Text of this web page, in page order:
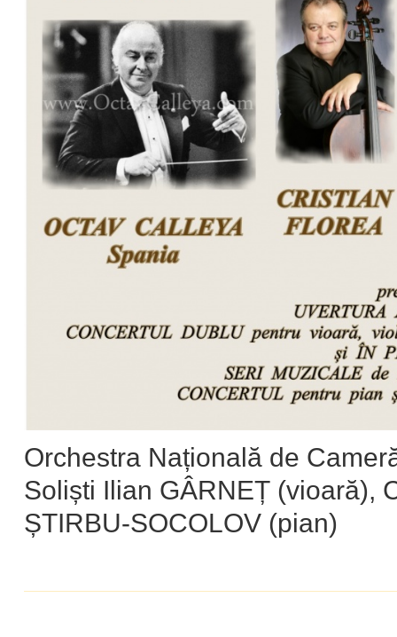
Orchestra Națională de
Soliști Ilian GÂRNEȚ (vioară),
ȘTIRBU-SOCOLOV (pian)